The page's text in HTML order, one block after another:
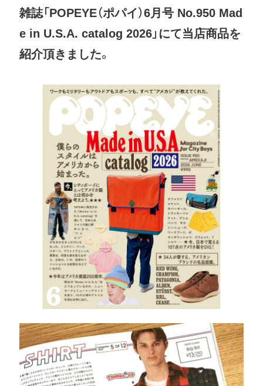
雑誌「POPEYE（ポパイ）6月号 No.950 Mad
e in U.S.A. catalog 2026」にて当店商品を
紹介頂きました。